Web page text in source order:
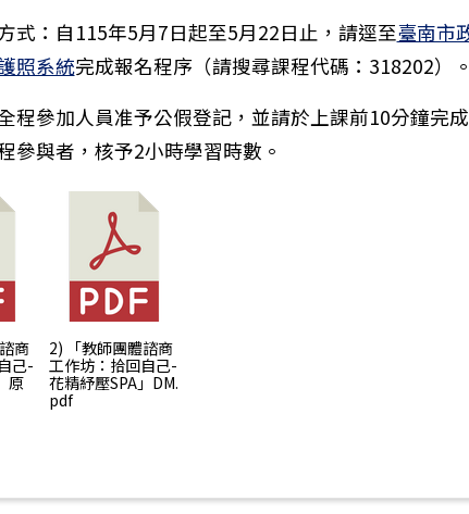
大學115年「戀愛學分成功到手」單身聯誼活動
式：自115年5月7日起至5月22日止，請逕至臺南市
照系統完成報名程序（請搜尋課程代碼：318202）。
程參加人員准予公假登記，並請於上課前10分鐘完
參與者，核予2小時學習時數。
商
己-
原
2) 「教師團體諮商
工作坊：拾回自己-
花精紓壓SPA」DM.
pdf